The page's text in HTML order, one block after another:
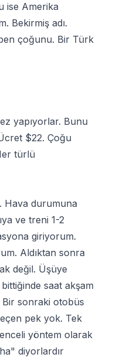
ise Amerika
Bekirmiş adı.
çoğunu. Bir Türk
yapıyorlar. Bunu
$22. Çoğu
türlü
Hava durumuna
ve treni 1-2
giriyorum.
Aldıktan sonra
değil. Üşüye
saat akşam
Bir sonraki otobüs
pek yok. Tek
yöntem olarak
diyorlardır